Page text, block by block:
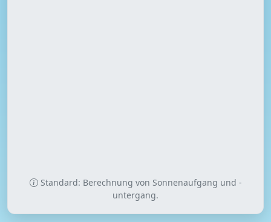
Standard: Berechnung von Sonnenaufgang und -
untergang.